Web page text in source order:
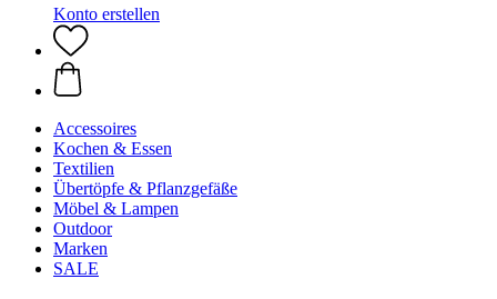
Konto erstellen
Accessoires
Kochen & Essen
Textilien
Übertöpfe & Pflanzgefäße
Möbel & Lampen
Outdoor
Marken
SALE